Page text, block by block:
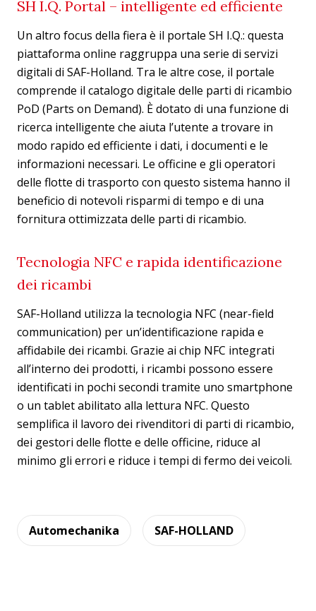
SH I.Q. Portal – intelligente ed efficiente
Un altro focus della fiera è il portale SH I.Q.: questa
piattaforma online raggruppa una serie di servizi
digitali di SAF-Holland. Tra le altre cose, il portale
comprende il catalogo digitale delle parti di ricambio
PoD (Parts on Demand). È dotato di una funzione di
ricerca intelligente che aiuta l’utente a trovare in
modo rapido ed efficiente i dati, i documenti e le
informazioni necessari. Le officine e gli operatori
delle flotte di trasporto con questo sistema hanno il
beneficio di notevoli risparmi di tempo e di una
fornitura ottimizzata delle parti di ricambio.
Tecnologia NFC e rapida identificazione
dei ricambi
SAF-Holland utilizza la tecnologia NFC (near-field
communication) per un’identificazione rapida e
affidabile dei ricambi. Grazie ai chip NFC integrati
all’interno dei prodotti, i ricambi possono essere
identificati in pochi secondi tramite uno smartphone
o un tablet abilitato alla lettura NFC. Questo
semplifica il lavoro dei rivenditori di parti di ricambio,
dei gestori delle flotte e delle officine, riduce al
minimo gli errori e riduce i tempi di fermo dei veicoli.
Automechanika SAF-HOLLAND